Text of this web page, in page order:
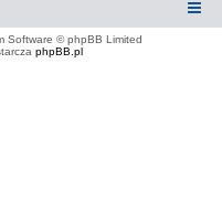
Software © phpBB Limited
phpBB.pl